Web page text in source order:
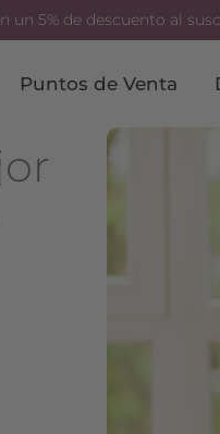
un 5% de descuento al
Puntos de Venta